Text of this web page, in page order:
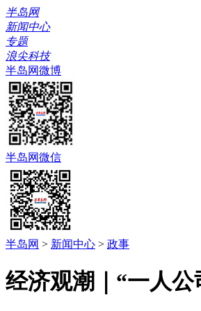
半岛网
新闻中心
专题
浪尖科技
半岛网微博
半岛网微信
半岛网 > 新闻中心 > 政事
经济观潮｜“一人